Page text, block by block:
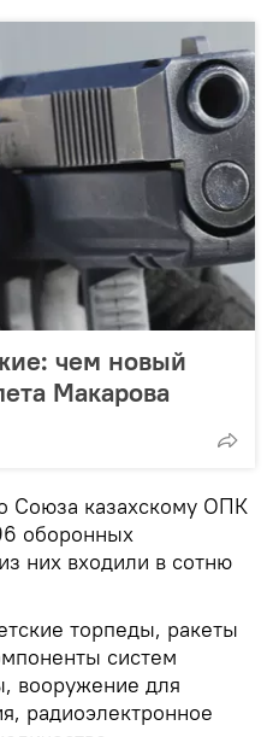
чем новый
Макарова
Союза казахскому ОПК
оборонных
них входили в сотню
торпеды, ракеты
систем
вооружение для
радиоэлектронное